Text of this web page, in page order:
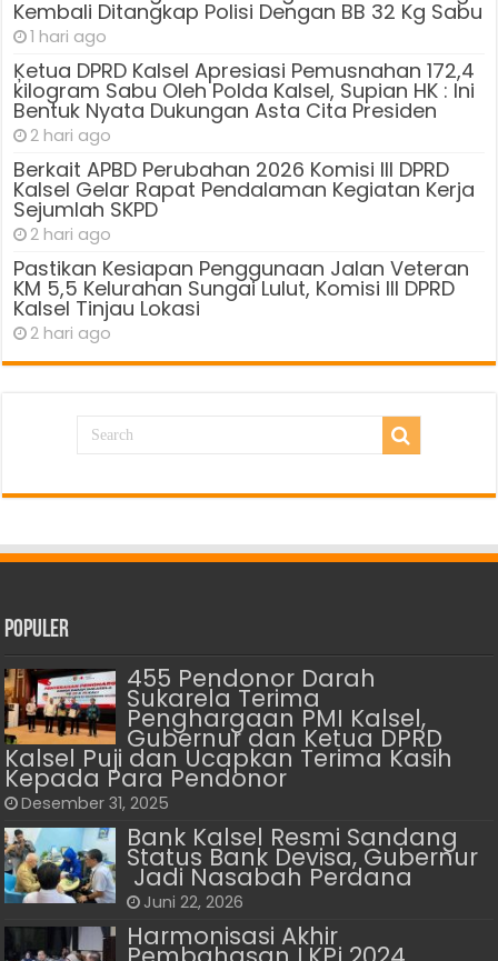
Kembali Ditangkap Polisi Dengan BB 32 Kg Sabu
1 hari ago
Ķetua DPRD Kalsel Apresiasi Pemusnahan 172,4
kilogram Sabu Oleh Polda Kalsel, Supian HK : Ini
Bentuk Nyata Dukungan Asta Cita Presiden
2 hari ago
Berkait APBD Perubahan 2026 Komisi III DPRD
Kalsel Gelar Rapat Pendalaman Kegiatan Kerja
Sejumlah SKPD
2 hari ago
Pastikan Kesiapan Penggunaan Jalan Veteran
KM 5,5 Kelurahan Sungai Lulut, Komisi III DPRD
Kalsel Tinjau Lokasi
2 hari ago
Populer
455 Pendonor Darah
Sukarela Terima
Penghargaan PMI Kalsel,
Gubernur dan Ketua DPRD
Kalsel Puji dan Ucapkan Terima Kasih
Kepada Para Pendonor
Desember 31, 2025
Bank Kalsel Resmi Sandang
Status Bank Devisa, Gubernur
Jadi Nasabah Perdana
Juni 22, 2026
Harmonisasi Akhir